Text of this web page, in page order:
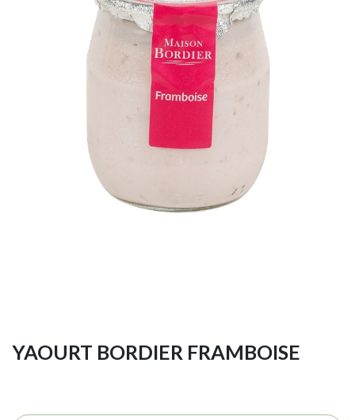
YAOURT BORDIER FRAMBOISE